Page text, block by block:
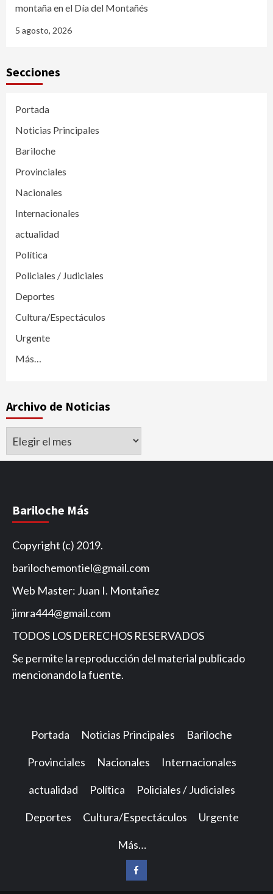
montaña en el Día del Montañés
5 agosto, 2026
Secciones
Portada
Noticias Principales
Bariloche
Provinciales
Nacionales
Internacionales
actualidad
Política
Policiales / Judiciales
Deportes
Cultura/Espectáculos
Urgente
Más…
Archivo de Noticias
Archivo
de
Bariloche Más
Copyright (c) 2019.
barilochemontiel@gmail.com
Web Master: Juan I. Montañez
jimra444@gmail.com
TODOS LOS DERECHOS RESERVADOS
Se permite la reproducción del material publicado
mencionando la fuente.
Portada Noticias Principales Bariloche
Provinciales Nacionales Internacionales
actualidad Política Policiales / Judiciales
Deportes Cultura/Espectáculos Urgente
Más…
Facebook